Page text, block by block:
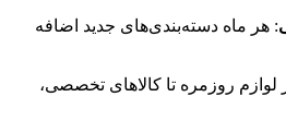
: هر ماه دسته‌بندی‌های جدید اضافه
لوازم روزمره تا کالاهای تخصصی،